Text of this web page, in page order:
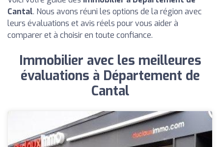
Cantal. Nous avons réuni les options de la région avec
leurs évaluations et avis réels pour vous aider à
comparer et à choisir en toute confiance.
Immobilier avec les meilleures
évaluations à Département de
Cantal